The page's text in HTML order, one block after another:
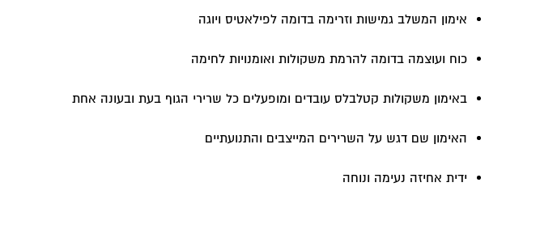
אימון המשלב גמישות וזרימה בדומה לפילאטיס ויוגה
כוח ועוצמה בדומה להרמת משקולות ואומנויות לחימה
באימון משקולות קטלבלס עובדים ומופעלים כל שרירי הגוף בעת ובעונה אחת
האימון שם דגש על השרירים המייצבים והתנועתיים
ידית אחיזה נעימה ונוחה